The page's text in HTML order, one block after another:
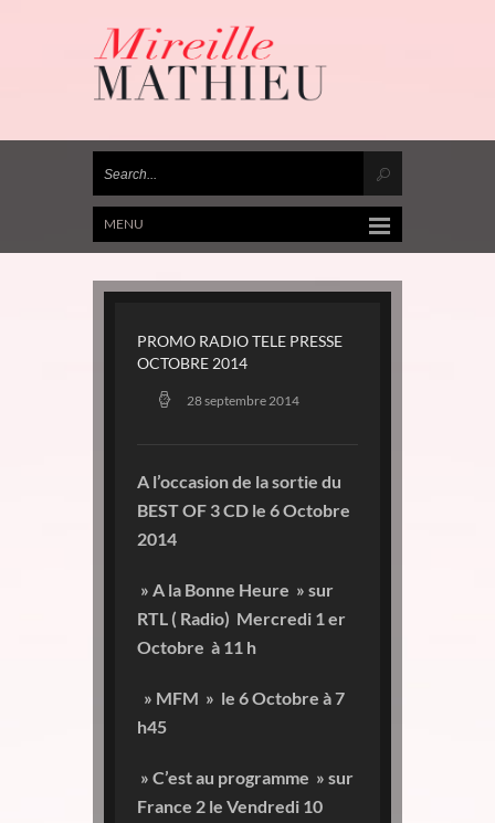
MENU
PROMO RADIO TELE PRESSE
OCTOBRE 2014
28 septembre 2014
A l’occasion de la sortie du
BEST OF 3 CD le 6 Octobre
2014
» A la Bonne Heure » sur
RTL ( Radio) Mercredi 1 er
Octobre à 11 h
» MFM » le 6 Octobre à 7
h45
» C’est au programme » sur
France 2 le Vendredi 10